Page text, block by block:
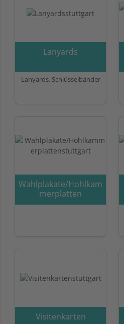
Lanyards
Lanyards, Schlüsselbänder
Wahlplakate/Hohlkam
merplatten
Visitenkarten